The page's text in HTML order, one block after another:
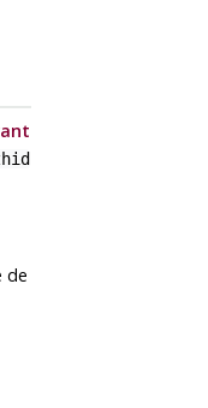
de